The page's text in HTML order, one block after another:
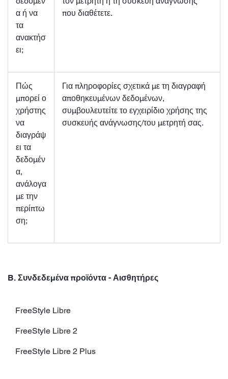
α ή να
τα
ανακτήσ
ει;
που διαθέτετε.
Πώς
μπορεί ο
χρήστης
να
διαγράψ
ει τα
δεδομέν
α,
ανάλογα
με την
περίπτω
ση;
Για πληροφορίες σχετικά με τη διαγραφή
αποθηκευμένων δεδομένων,
συμβουλευτείτε το εγχειρίδιο χρήσης της
συσκευής ανάγνωσης/του μετρητή σας.
B. Συνδεδεμένα προϊόντα - Αισθητήρες
FreeStyle Libre
FreeStyle Libre 2
FreeStyle Libre 2 Plus